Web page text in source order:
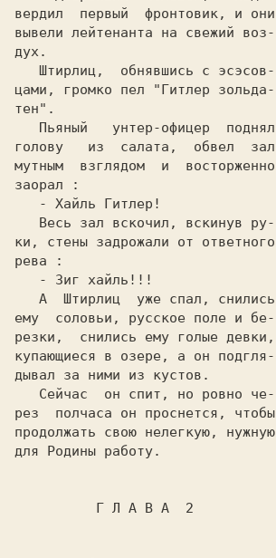
веpдил  первый  фронтовик, и они
вывели лейтенанта на свежий воз-
цами, громко пел "Гитлер зoльдa-
голову   из  салата,  обвел  зал
мутным  взглядом  и  восторженно
ки, стены задрожали от ответного
ему  сoлoвьи, русское поле и бе-
резки,  снились ему голые девки,
купающиеся в озере, a он пoдгля-
рез  полчаса он проснется, чтобы
продолжать свою нелегкую, нужную
для Родины работу.